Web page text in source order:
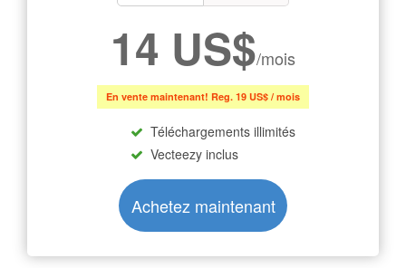
14 US$/mois
En vente maintenant! Reg. 19 US$ / mois
Téléchargements illimités
Vecteezy inclus
Achetez maintenant